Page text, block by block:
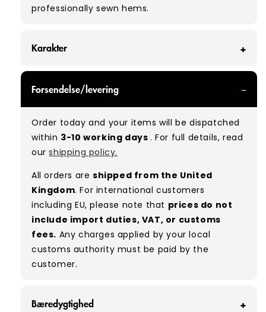
professionally sewn hems.
Karakter
you can expect a mix of items in great and
good condition. Some will be defect-free, while
others will show signs of wear. There is no set
ratio between Grade A and Grade B items
included in our bales due to the nature of
used/vintage clothing.
Typical mix:A 80% B 20%(approx.)
Forsendelse/levering
Order today and your items will be dispatched
within 3-10 working days. For full details, read
ourshipping policy.
All orders are shipped from the United
Kingdom. For international customers
including EU, please note that prices do not
include import duties, VAT, or customs
fees. Any charges applied by your local
customs authority must be paid by the
customer.
Bæredygtighed